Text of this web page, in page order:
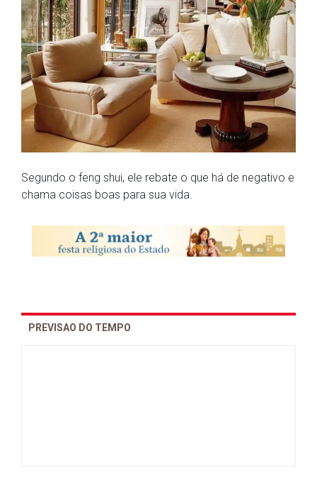
Segundo o feng shui, ele rebate o que há de negativo e
chama coisas boas para sua vida.
PREVISAO DO TEMPO